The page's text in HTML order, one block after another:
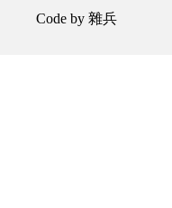
Code by 雜兵